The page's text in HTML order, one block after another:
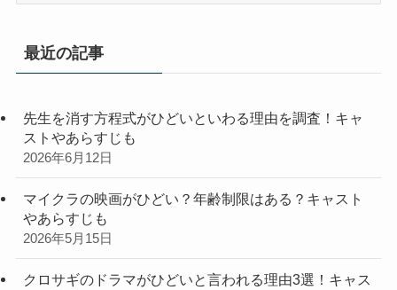
リ
最近の記事
先生を消す方程式がひどいといわる理由を調査！キャ
ストやあらすじも
2026年6月12日
マイクラの映画がひどい？年齢制限はある？キャスト
やあらすじも
2026年5月15日
クロサギのドラマがひどいと言われる理由3選！キャス